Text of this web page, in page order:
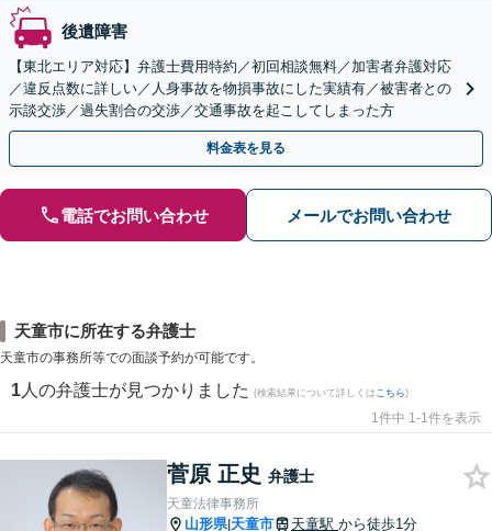
後遺障害
【東北エリア対応】弁護士費用特約／初回相談無料／加害者弁護対応
／違反点数に詳しい／人身事故を物損事故にした実績有／被害者との
示談交渉／過失割合の交渉／交通事故を起こしてしまった方
料金表を見る
電話でお問い合わせ メールでお問い合わせ
天童市に所在する弁護士
天童市の事務所等での面談予約が可能です。
1 人の弁護士が見つかりました (検索結果について詳しくは こちら)
1件中 1-1件を表示
菅原 正史 弁護士
天童法律事務所
山形県|天童市 天童駅 から徒歩1分